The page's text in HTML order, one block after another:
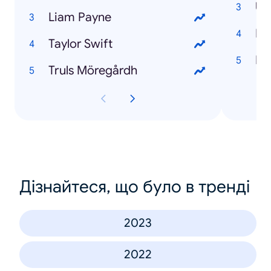
Liam Payne
Taylor Swift
Truls Möregårdh
Дізнайтеся, що було в тренді
2023
2022